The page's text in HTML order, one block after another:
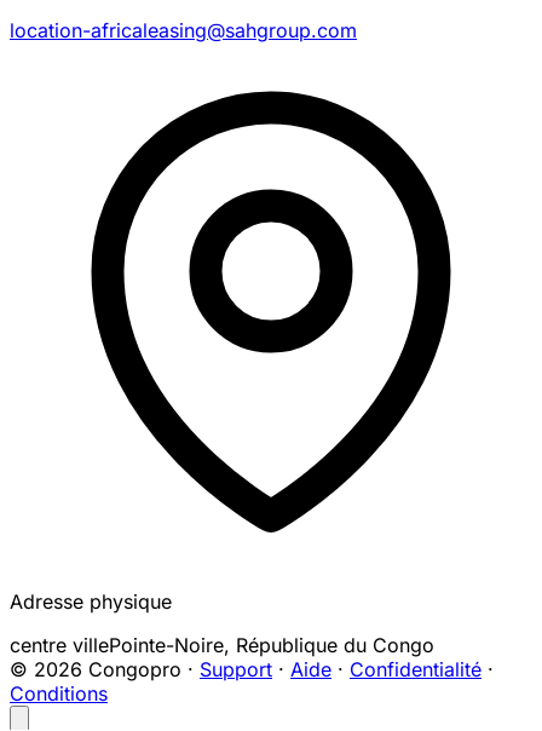
location-africaleasing@sahgroup.com
Adresse physique
centre villePointe-Noire, République du Congo
© 2026 Congopro · Support · Aide · Confidentialité ·
Conditions